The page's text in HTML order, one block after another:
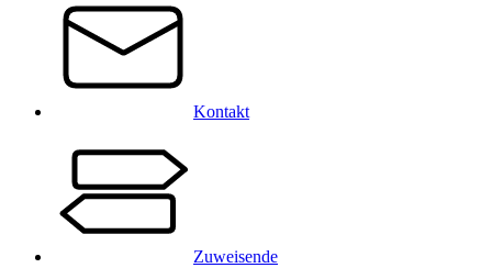
Kontakt
Zuweisende